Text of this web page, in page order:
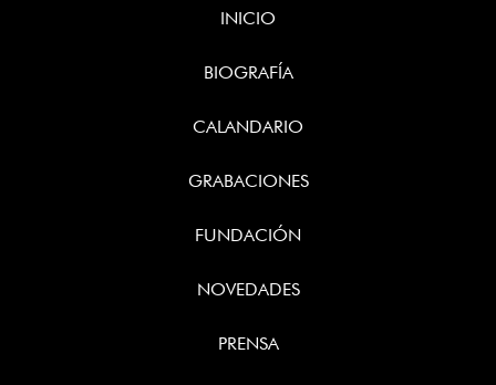
INICIO
BIOGRAFÍA
CALANDARIO
GRABACIONES
FUNDACIÓN
NOVEDADES
PRENSA